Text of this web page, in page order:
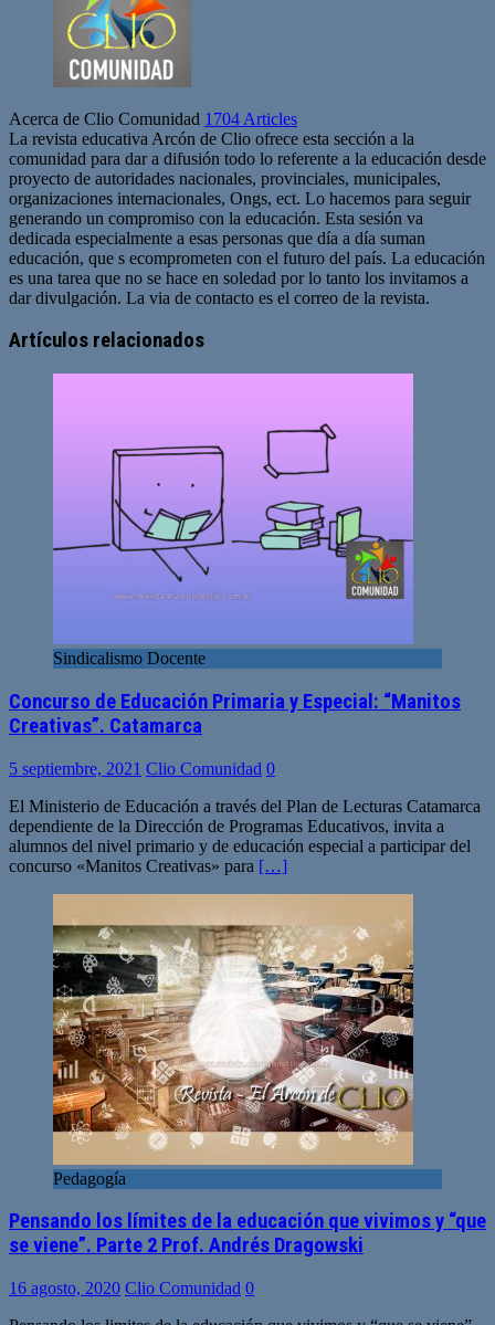
Acerca de Clio Comunidad 1704 Articles
La revista educativa Arcón de Clio ofrece esta sección a la
comunidad para dar a difusión todo lo referente a la educación desde
proyecto de autoridades nacionales, provinciales, municipales,
organizaciones internacionales, Ongs, ect. Lo hacemos para seguir
generando un compromiso con la educación. Esta sesión va
dedicada especialmente a esas personas que día a día suman
educación, que s ecomprometen con el futuro del país. La educación
es una tarea que no se hace en soledad por lo tanto los invitamos a
dar divulgación. La via de contacto es el correo de la revista.
web
Artículos relacionados
Sindicalismo Docente
Concurso de Educación Primaria y Especial: “Manitos
Creativas”. Catamarca
5 septiembre, 2021 Clio Comunidad 0
El Ministerio de Educación a través del Plan de Lecturas Catamarca
dependiente de la Dirección de Programas Educativos, invita a
alumnos del nivel primario y de educación especial a participar del
concurso «Manitos Creativas» para […]
Pedagogía
Pensando los límites de la educación que vivimos y “que
se viene”. Parte 2 Prof. Andrés Dragowski
16 agosto, 2020 Clio Comunidad 0